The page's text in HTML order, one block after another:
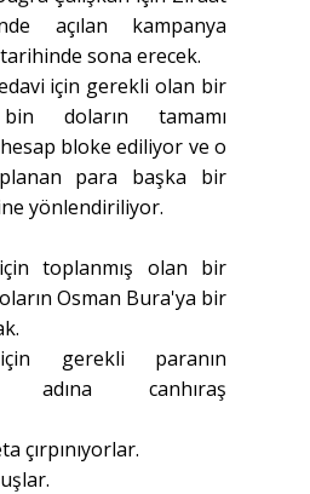
açılan kampanya
tarihinde sona erecek.
için gerekli olan bir
doların tamamı
bloke ediliyor ve o
para başka bir
yönlendiriliyor.
toplanmış olan bir
Osman Bura'ya bir
gerekli paranın
adına canhıraş
çırpınıyorlar.